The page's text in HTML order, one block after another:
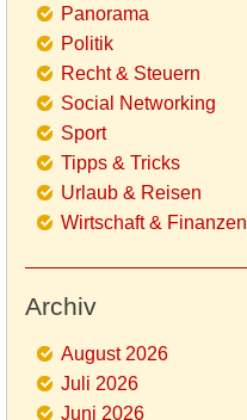
Panorama
Politik
Recht & Steuern
Social Networking
Sport
Tipps & Tricks
Urlaub & Reisen
Wirtschaft & Finanzen
Archiv
August 2026
Juli 2026
Juni 2026